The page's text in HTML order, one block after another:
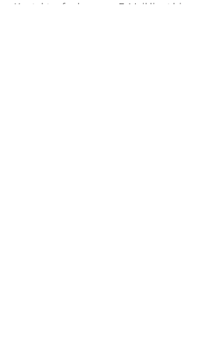
Kontaktaufnahme per E-Mail liegt hieran